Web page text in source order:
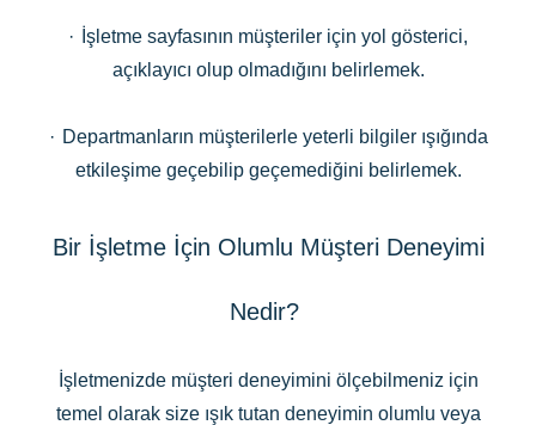
·
İşletme sayfasının müşteriler için yol gösterici,
açıklayıcı olup olmadığını belirlemek.
· Departmanların müşterilerle yeterli bilgiler ışığında
etkileşime geçebilip geçemediğini belirlemek.
Bir İşletme İçin Olumlu Müşteri Deneyimi
Nedir?
İşletmenizde müşteri deneyimini ölçebilmeniz için
temel olarak size ışık tutan deneyimin olumlu veya